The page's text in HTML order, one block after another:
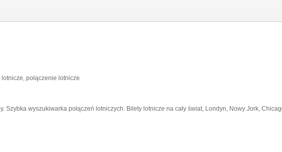
połączenie lotnicze
Szybka wyszukiwarka połączeń lotniczych. Bilety lotnicze na cały świat, Londyn, Nowy Jork,